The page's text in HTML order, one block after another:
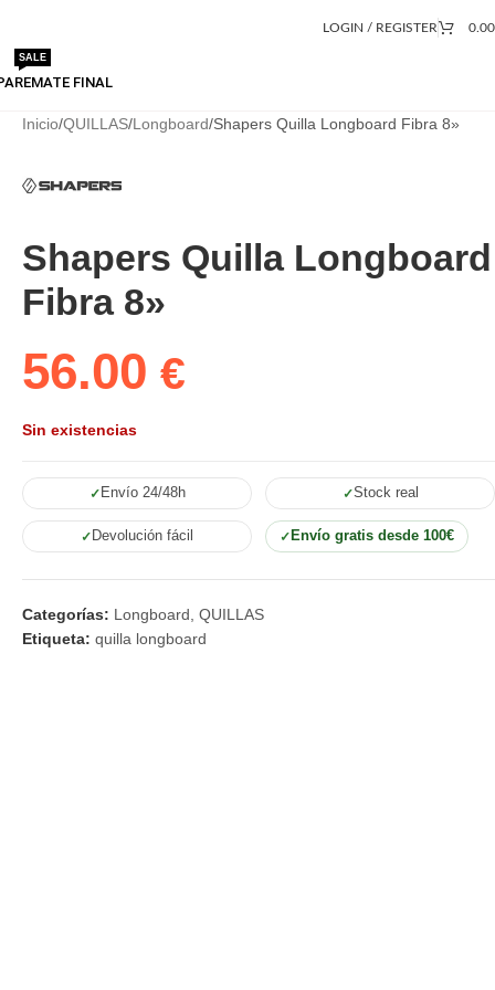
LOGIN / REGISTER
REMATE FINAL
SALE
Inicio QUILLAS Longboard Shapers Quilla Longboard Fibra 8»
Shapers Quilla Longboard
Fibra 8»
56.00€
Sin existencias
Envío 24/48h Stock real
Devolución fácil Envío gratis desde 100€
Categorías: Longboard QUILLAS
Etiqueta: quilla longboard